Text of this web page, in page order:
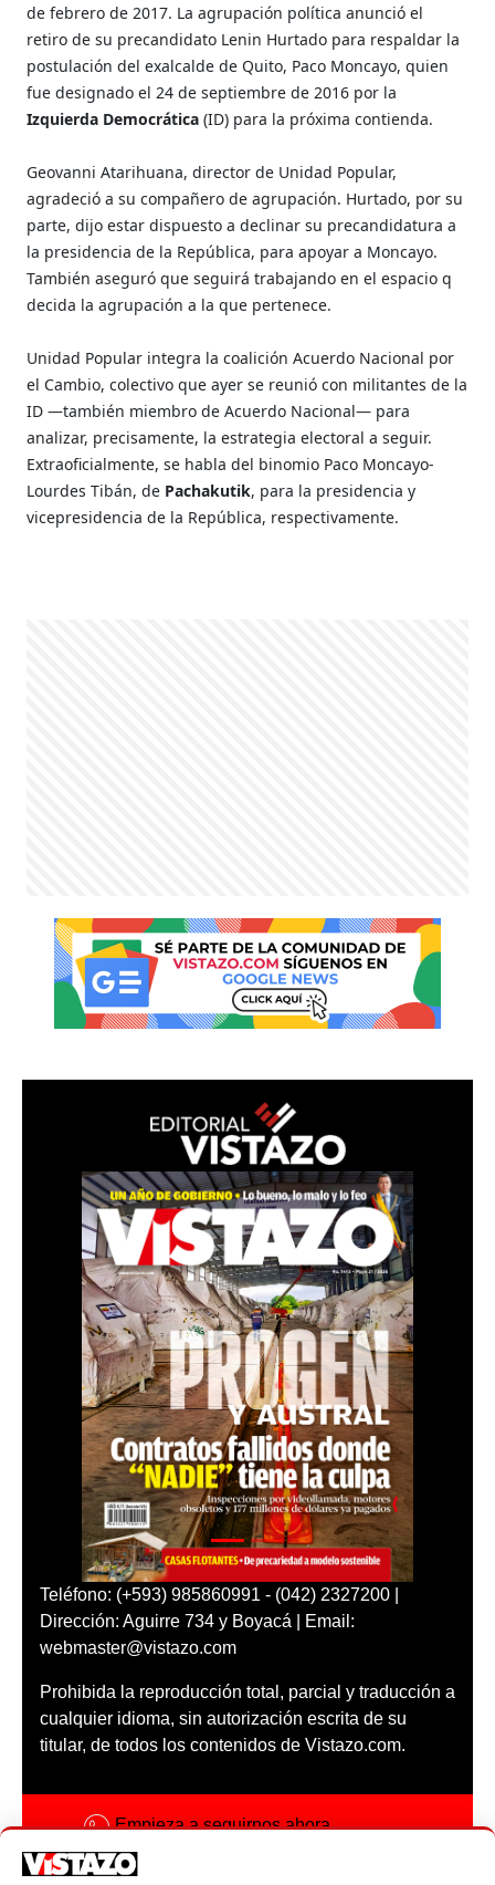
de febrero de 2017. La agrupación política anunció el
retiro de su precandidato Lenin Hurtado para respaldar la
postulación del exalcalde de Quito, Paco Moncayo, quien
fue designado el 24 de septiembre de 2016 por la
Izquierda Democrática (ID) para la próxima contienda.
Geovanni Atarihuana, director de Unidad Popular,
agradeció a su compañero de agrupación. Hurtado, por su
parte, dijo estar dispuesto a declinar su precandidatura a
la presidencia de la República, para apoyar a Moncayo.
También aseguró que seguirá trabajando en el espacio q
decida la agrupación a la que pertenece.
Unidad Popular integra la coalición Acuerdo Nacional por
el Cambio, colectivo que ayer se reunió con militantes de la
ID —también miembro de Acuerdo Nacional— para
analizar, precisamente, la estrategia electoral a seguir.
Extraoficialmente, se habla del binomio Paco Moncayo-
Lourdes Tibán, de Pachakutik, para la presidencia y
vicepresidencia de la República, respectivamente.
Teléfono: (+593) 985860991 - (042) 2327200 |
Dirección: Aguirre 734 y Boyacá | Email:
webmaster@vistazo.com
Prohibida la reproducción total, parcial y traducción a
cualquier idioma, sin autorización escrita de su
titular, de todos los contenidos de Vistazo.com.
Empieza a seguirnos ahora